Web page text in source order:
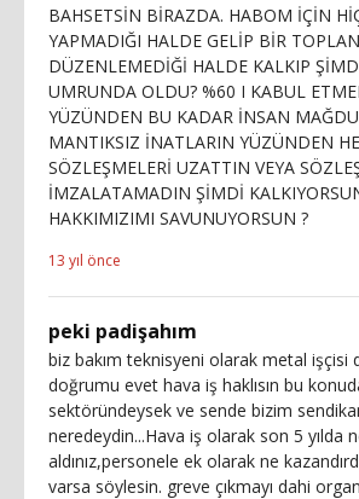
BAHSETSİN BİRAZDA. HABOM İÇİN
YAPMADIĞI HALDE GELİP BİR
DÜZENLEMEDİĞİ HALDE KALKIP
UMRUNDA OLDU? %60 I KABUL
YÜZÜNDEN BU KADAR İNSAN
MANTIKSIZ İNATLARIN YÜZÜNDEN
SÖZLEŞMELERİ UZATTIN VEYA
İMZALATAMADIN ŞİMDİ
HAKKIMIZIMI SAVUNUYORSUN ?
13 yıl önce
peki padişahım
biz bakım teknisyeni olarak metal işçisi
doğrumu evet hava iş haklısın bu
sektöründeysek ve sende bizim
neredeydin...Hava iş olarak son 5 yılda
aldınız,personele ek olarak ne
varsa söylesin. greve çıkmayı dahi